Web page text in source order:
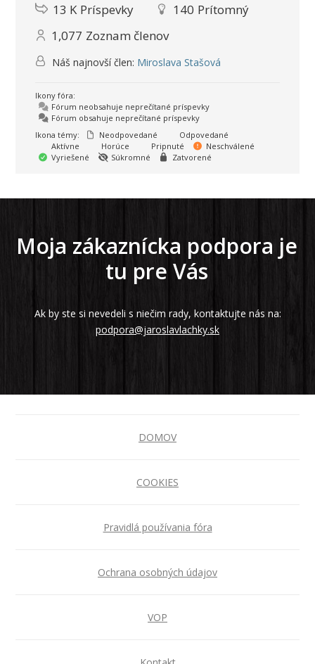
13 K Príspevky 140 Prítomný
1,077 Zoznam členov
Náš najnovší člen: Miroslava Stašová
Ikony fóra:
Fórum neobsahuje neprečítané príspevky
Fórum obsahuje neprečítané príspevky
Ikona témy:
Neodpovedané
Odpovedané
Aktívne
Horúce Pripnuté
Neschválené
Vyriešené
Súkromné Zatvorené
Moja zákaznícka podpora je
tu pre Vás
Ak by ste si nevedeli s niečim rady, kontaktujte nás na:
podpora@jaroslavlachky.sk
DOMOV
COOKIES
Pravidlá používania fóra
Ochrana osobných údajov
VOP